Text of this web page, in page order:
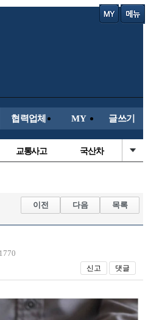
협력업체 MY 글쓰기
교통사고 국산차
자유사진 군사/무기
이전 다음 목록
신고 댓글